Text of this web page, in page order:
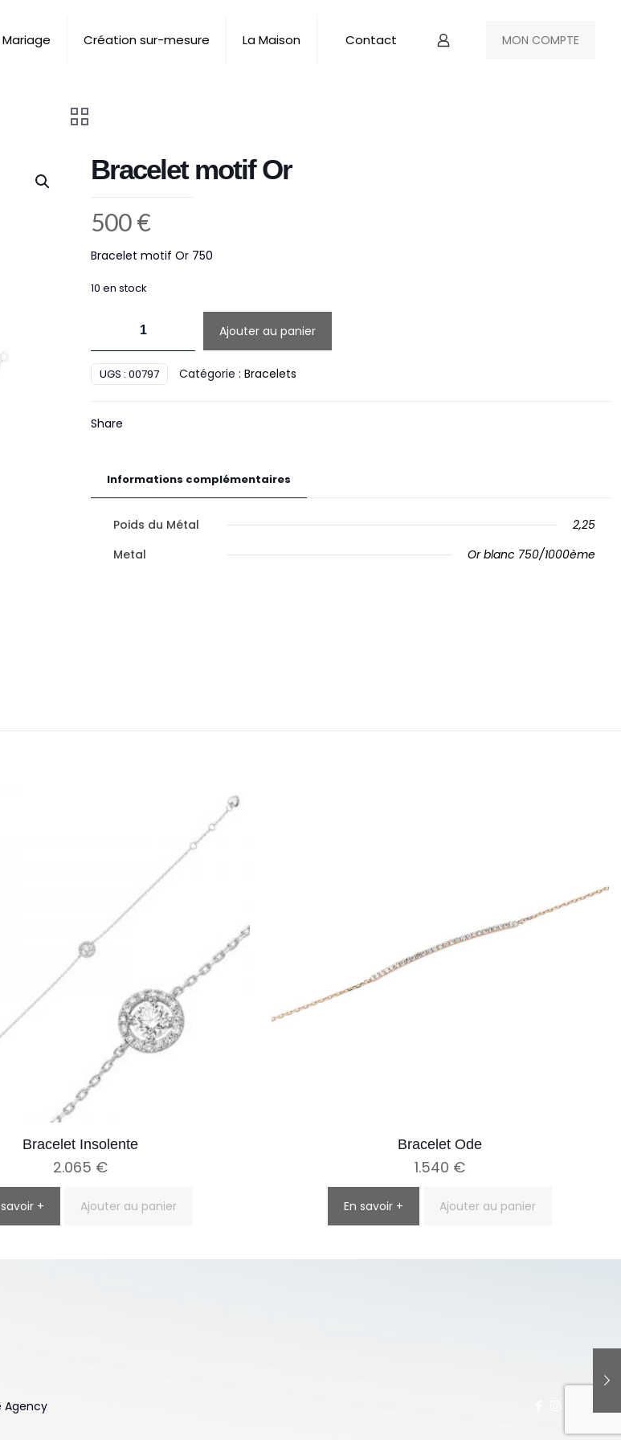
Mariage Création sur-mesure La Maison Contact MON COMPTE
Bracelet motif Or
500€
Bracelet motif Or 750
10 en stock
Bracelet
motif
Ajouter au panier
UGS : 00797 Catégorie : Bracelets
Share
Informations complémentaires
Poids du Métal
2,25
Metal
Or blanc 750/1000ème
Bracelet Insolente
2.065 €
+ Ajouter au panier
Bracelet Ode
1.540 €
En savoir + Ajouter au panier
Agency